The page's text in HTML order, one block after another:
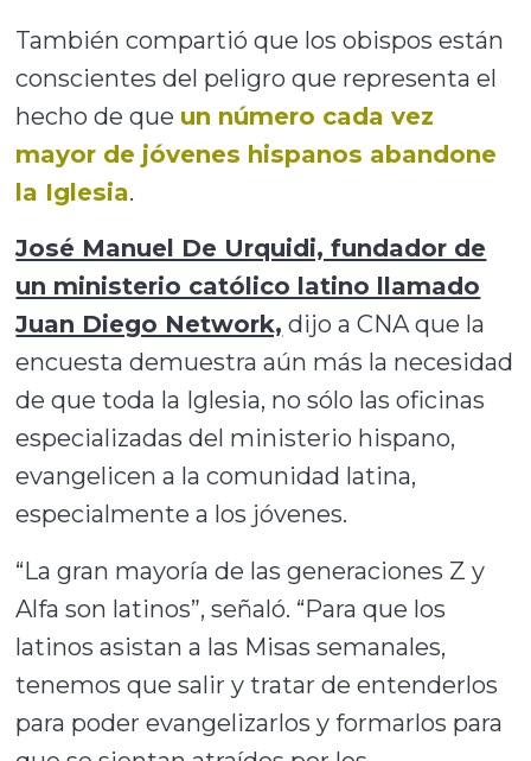
También compartió que los obispos están
conscientes del peligro que representa el
hecho de que un número cada vez
mayor de jóvenes hispanos abandone
la Iglesia.
José Manuel De Urquidi, fundador de
un ministerio católico latino llamado
Juan Diego Network, dijo a CNA que la
encuesta demuestra aún más la necesidad
de que toda la Iglesia, no sólo las oficinas
especializadas del ministerio hispano,
evangelicen a la comunidad latina,
especialmente a los jóvenes.
“La gran mayoría de las generaciones Z y
Alfa son latinos”, señaló. “Para que los
latinos asistan a las Misas semanales,
tenemos que salir y tratar de entenderlos
para poder evangelizarlos y formarlos para